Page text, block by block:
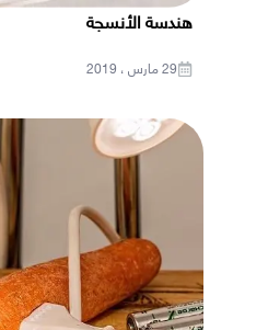
هندسة الأنسجة
29 مارس ، 2019